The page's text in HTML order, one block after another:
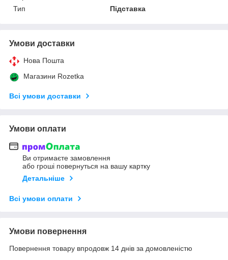
Тип
Підставка
Умови доставки
Нова Пошта
Магазини Rozetka
Всі умови доставки
Умови оплати
Ви отримаєте замовлення
або гроші повернуться на вашу картку
Детальніше
Всі умови оплати
Умови повернення
Повернення товару впродовж 14 днів за домовленістю